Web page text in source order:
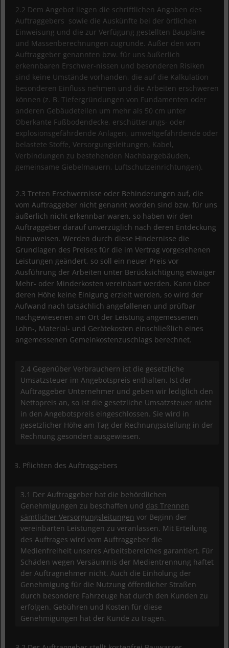
2.2 Dem Angebot liegen die schriftlichen Angaben des
Auftraggebers sowie die Auskünfte bei der örtlichen
Einweisung und die zur Verfügung gestellten Baupläne
und Massenberechnungen zugrunde. Außer den vom
Auftraggeber genannten bzw. für uns äußerlich
erkennbaren Erschwer-nissen und besonderen Risiken
sind keine Umstände vorhanden, die auf die Kalkulation
besonderen Einfluss nehmen und die Arbeiten erschweren
können (z. B. Tiefergründungen von Fundamenten oder
anderen Gebäudeteilen um mehr als 50 cm unter
Oberkante Fußbodendecke, erschütterungs- oder
explosionsgefährdende Anlagen, umweltgefährdende oder
belastete Stoffe, Versorgungsleitungen, Kabel,
Verbindungen zu bestehenden Nachbargebäuden,
gemeinsame Giebelmauern, Luftschutzeinrichtungen).
2.3 Treten Erschwernisse oder Behinderungen auf, die
vom Auftraggeber nicht genannt worden sind bzw. für uns
äußerlich nicht erkennbar waren, so haben wir den
Auftraggeber darauf unverzüglich nach deren Entdeckung
hinzuweisen. Werden durch diese Hindernisse die
Grundlagen des Preises für die im Vertrag vorgesehenen
Leistungen geändert, so soll ein neuer Preis vor
Ausführung der Arbeiten unter Berücksichtigung etwaiger
Mehr- oder Minderkosten vereinbart werden. Kann über
deren Höhe keine Einigung erzielt werden, so wird der
Aufwand nach tatsächlich angefallenen und prüfbar
nachgewiesenen am Ort der Leistung angemessenen
Lohn-, Material- und Gerätekosten einschließlich eines
angemessenen Gemeinkostenzuschlags berechnet.
2.4 Gegenüber Verbrauchern ist die gesetzliche
Umsatzsteuer im Angebotspreis enthalten. Ist der
Auftraggeber Unternehmer und geben wir lediglich den
Nettopreis an, so ist die gesetzliche Umsatzsteuer nicht
in den Angebotspreis eingeschlossen. Sie wird in
gesetzlicher Höhe am Tag der Rechnungsstellung in der
Rechnung gesondert ausgewiesen.
Pflichten des Auftraggebers
3.1 Der Auftraggeber hat die behördlichen
Genehmigungen zu beschaffen und das Trennen
sämtlicher Versorgungsleitungen vor Beginn der
vereinbarten Leistungen zu veranlassen. Mit Erteilung
des Auftrages wird vom Auftraggeber die
Medienfreiheit unseres Arbeitsbereiches garantiert. Für
Schäden wegen Versäumnis der Medientrennung haftet
der Auftragnehmer nicht. Auch die Einholung der
Genehmigung für die Nutzung öffentlicher Straßen
durch besondere Fahrzeuge hat durch den Kunden zu
erfolgen. Gebühren und Kosten für diese
Genehmigungen hat der Kunde zu tragen.